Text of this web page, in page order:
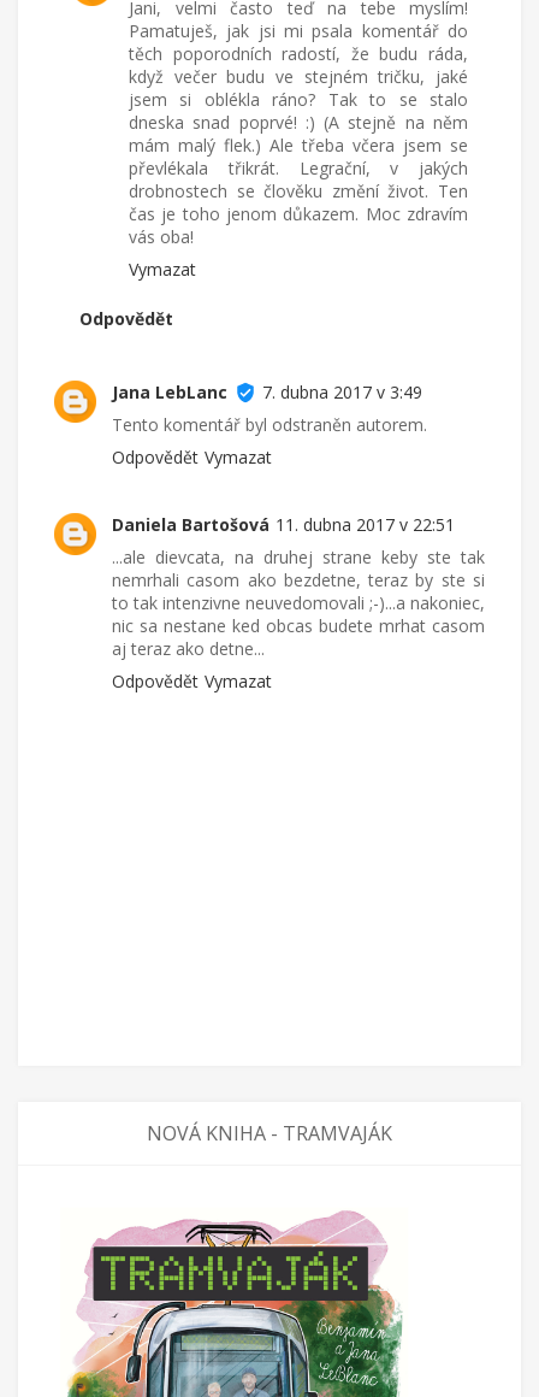
Jani, velmi často teď na tebe myslím!
Pamatuješ, jak jsi mi psala komentář do
těch poporodních radostí, že budu ráda,
když večer budu ve stejném tričku, jaké
jsem si oblékla ráno? Tak to se stalo
dneska snad poprvé! :) (A stejně na něm
mám malý flek.) Ale třeba včera jsem se
převlékala třikrát. Legrační, v jakých
drobnostech se člověku změní život. Ten
čas je toho jenom důkazem. Moc zdravím
vás oba!
Vymazat
Odpovědět
Jana LebLanc
7. dubna 2017 v 3:49
Tento komentář byl odstraněn autorem.
Odpovědět Vymazat
Daniela Bartošová 11. dubna 2017 v 22:51
...ale dievcata, na druhej strane keby ste tak
nemrhali casom ako bezdetne, teraz by ste si
to tak intenzivne neuvedomovali ;-)...a nakoniec,
nic sa nestane ked obcas budete mrhat casom
aj teraz ako detne...
Odpovědět Vymazat
NOVÁ KNIHA - TRAMVAJÁK